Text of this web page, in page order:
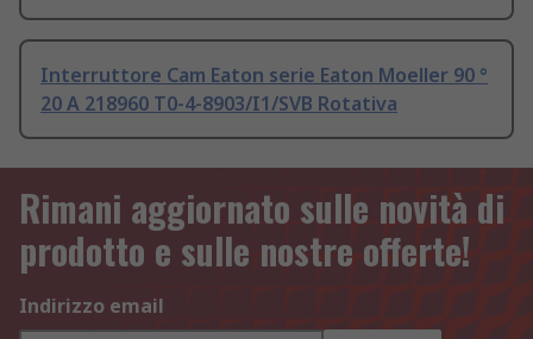
Interruttore Cam Eaton serie Eaton Moeller 90 °
20 A 218960 T0-4-8903/I1/SVB Rotativa
Rimani aggiornato sulle novità di
prodotto e sulle nostre offerte!
Indirizzo email